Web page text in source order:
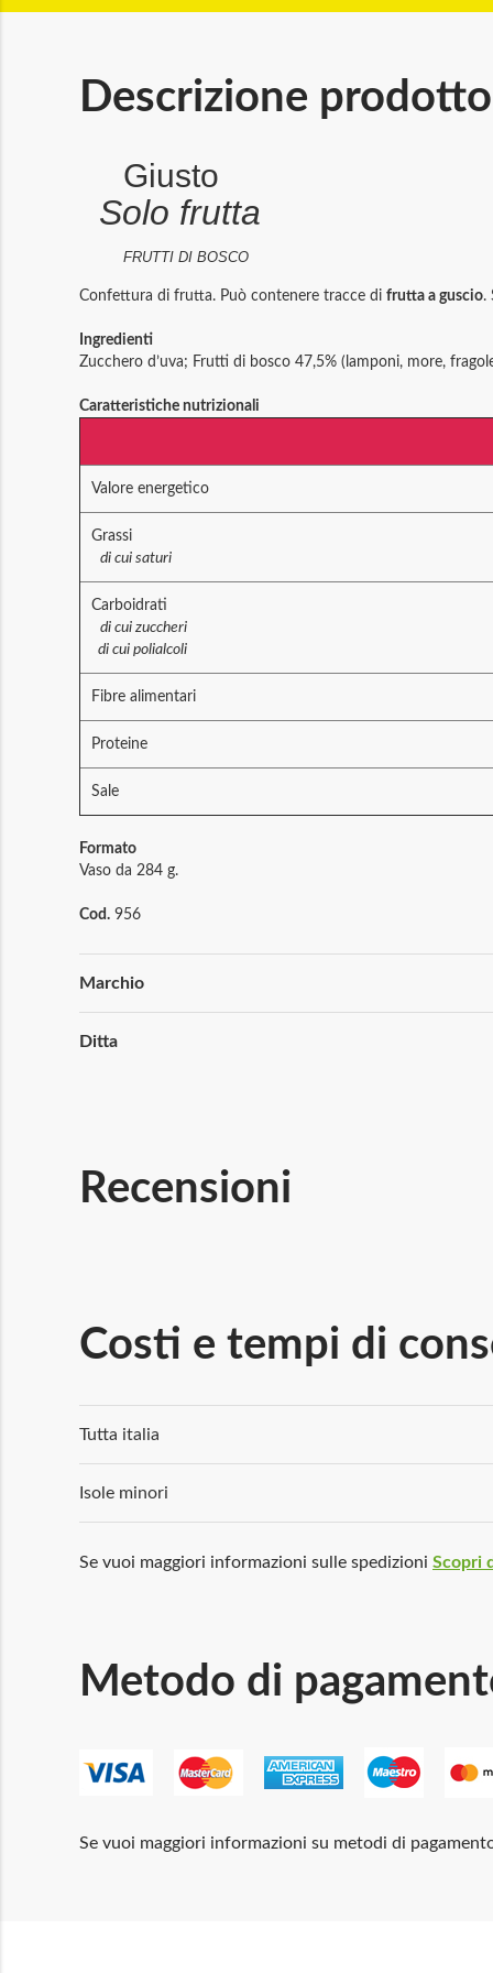
Descrizione prodotto
Giusto
Solo frutta
FRUTTI DI BOSCO
Confettura di frutta. Può contenere tracce di frutta a guscio.
Ingredienti
Zucchero d’uva; Frutti di bosco 47,5% (lamponi, more,
Caratteristiche nutrizionali
Valore energetico
Grassi
di cui saturi
Carboidrati
di cui zuccheri
di cui polialcoli
Fibre alimentari
Proteine
Sale
Formato
Vaso da 284 g.
Cod. 956
Informazioni
Marchio
Ditta
Recensioni
Costi e tempi di
Tutta italia
Isole minori
Se vuoi maggiori informazioni sulle spedizioni Scopri
Metodo di
Se vuoi maggiori informazioni su metodi di